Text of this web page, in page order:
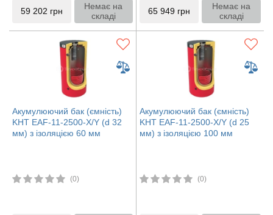
59 202 грн
Немає на
складі
65 949 грн
Немає на
складі
Акумулюючий бак (ємність)
KHT EAF-11-2500-X/Y (d 32
мм) з ізоляцією 60 мм
(0)
Акумулюючий бак (ємність)
KHT EAF-11-2500-X/Y (d 25
мм) з ізоляцією 100 мм
(0)